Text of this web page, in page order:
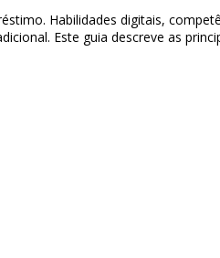
Habilidades digitais,
Este guia descreve as